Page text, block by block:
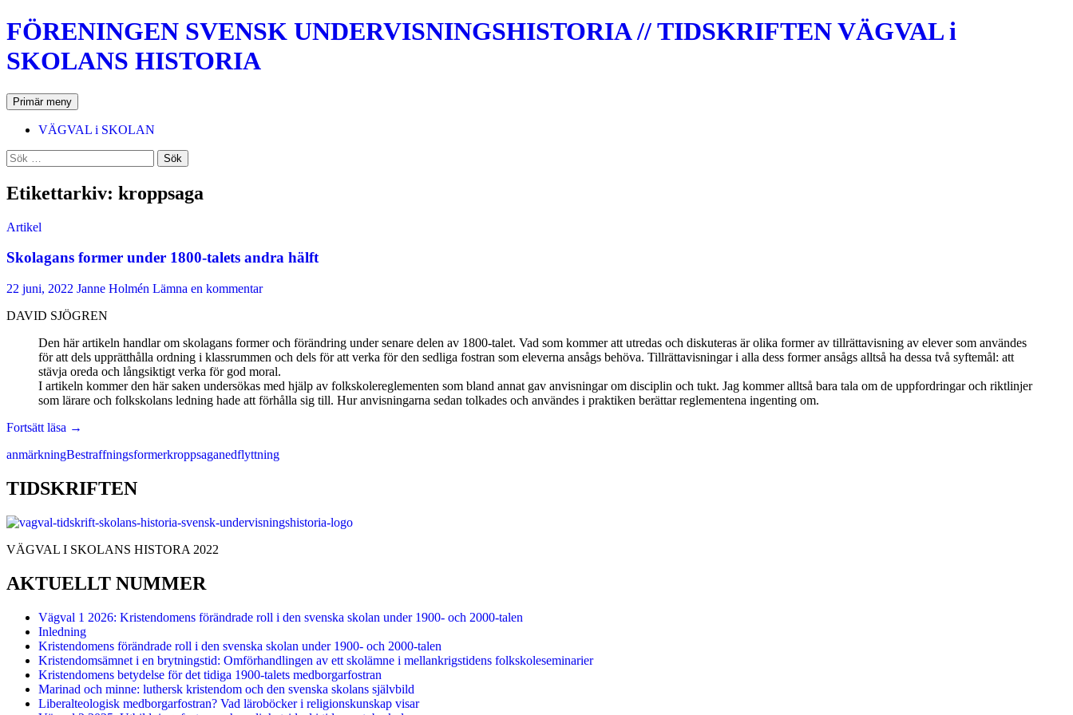
Hoppa
till
innehåll
FÖRENINGEN SVENSK UNDERVISNINGSHISTORIA // TIDSKRIFTEN VÄGVAL i
SKOLANS HISTORIA
SökPrimär meny
VÄGVAL i SKOLAN
Sök
efter:
Etikettarkiv: kroppsaga
Artikel
Skolagans former under 1800-talets andra hälft
22 juni, 2022 Janne Holmén Lämna en kommentar
DAVID SJÖGREN
Den här artikeln handlar om skolagans former och förändring under senare delen av 1800-talet. Vad som kommer att utredas och diskuteras är olika former av tillrättavisning av elever som användes
för att dels upprätthålla ordning i klassrummen och dels för att verka för den sedliga fostran som eleverna ansågs behöva. Tillrättavisningar i alla dess former ansågs alltså ha dessa två syftemål: att
stävja oreda och långsiktigt verka för god moral.
I artikeln kommer den här saken undersökas med hjälp av folkskolereglementen som bland annat gav anvisningar om disciplin och tukt. Jag kommer alltså bara tala om de uppfordringar och riktlinjer
som lärare och folkskolans ledning hade att förhålla sig till. Hur anvisningarna sedan tolkades och användes i praktiken berättar reglementena ingenting om.
Fortsätt läsa Skolagans
under
talets
andra
→
anmärkningBestraffningsformerkroppsaganedflyttning
TIDSKRIFTEN
VÄGVAL I SKOLANS HISTORA 2022
AKTUELLT NUMMER
Vägval 1 2026: Kristendomens förändrade roll i den svenska skolan under 1900- och 2000-talen
Inledning
Kristendomens förändrade roll i den svenska skolan under 1900- och 2000-talen
Kristendomsämnet i en brytningstid: Omförhandlingen av ett skolämne i mellankrigstidens folkskoleseminarier
Kristendomens betydelse för det tidiga 1900-talets medborgarfostran
Marinad och minne: luthersk kristendom och den svenska skolans självbild
Liberalteologisk medborgarfostran? Vad läroböcker i religionskunskap visar